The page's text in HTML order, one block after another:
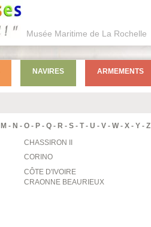
Musée Maritime de La Rochelle
M - N - O- P- Q- R - S- T- U - V- W- X- Y- Z
CHASSIRON II
CORINO
CÔTE D'IVOIRE
CRAONNE BEAURIEUX
NAVIRES ARMEMENTS